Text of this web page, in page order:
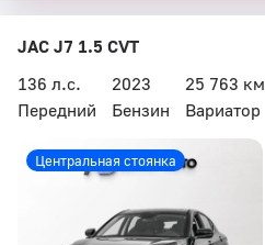
JAC J7 1.5 CVT
136 л.с.
2023
25 763 км
Передний
Бензин Вариатор
Центральная стоянка